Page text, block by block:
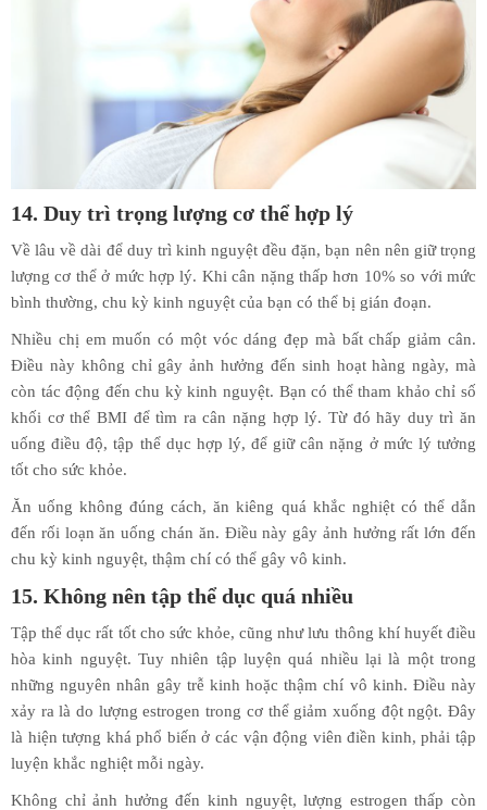
14. Duy trì trọng lượng cơ thể hợp lý
Về lâu về dài để duy trì kinh nguyệt đều đặn, bạn nên nên giữ trọng
lượng cơ thể ở mức hợp lý. Khi cân nặng thấp hơn 10% so với mức
bình thường, chu kỳ kinh nguyệt của bạn có thể bị gián đoạn.
Nhiều chị em muốn có một vóc dáng đẹp mà bất chấp giảm cân.
Điều này không chỉ gây ảnh hưởng đến sinh hoạt hàng ngày, mà
còn tác động đến chu kỳ kinh nguyệt. Bạn có thể tham khảo chỉ số
khối cơ thể BMI để tìm ra cân nặng hợp lý. Từ đó hãy duy trì ăn
uống điều độ, tập thể dục hợp lý, để giữ cân nặng ở mức lý tưởng
tốt cho sức khỏe.
Ăn uống không đúng cách, ăn kiêng quá khắc nghiệt có thể dẫn
đến rối loạn ăn uống chán ăn. Điều này gây ảnh hưởng rất lớn đến
chu kỳ kinh nguyệt, thậm chí có thể gây vô kinh.
15. Không nên tập thể dục quá nhiều
Tập thể dục rất tốt cho sức khỏe, cũng như lưu thông khí huyết điều
hòa kinh nguyệt. Tuy nhiên tập luyện quá nhiều lại là một trong
những nguyên nhân gây trễ kinh hoặc thậm chí vô kinh. Điều này
xảy ra là do lượng estrogen trong cơ thể giảm xuống đột ngột. Đây
là hiện tượng khá phổ biến ở các vận động viên điền kinh, phải tập
luyện khắc nghiệt mỗi ngày.
Không chỉ ảnh hưởng đến kinh nguyệt, lượng estrogen thấp còn